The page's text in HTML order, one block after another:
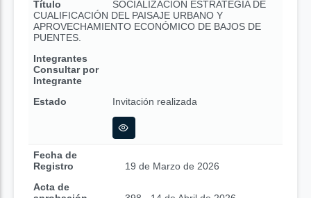
Título
SOCIALIZACIÓN ESTRATEGIA DE
CUALIFICACIÓN DEL PAISAJE URBANO Y
APROVECHAMIENTO ECONÓMICO DE BAJOS DE
PUENTES.
Integrantes
Consultar por
Integrante
Estado
Invitación realizada
Fecha de
Registro
19 de Marzo de 2026
Acta de